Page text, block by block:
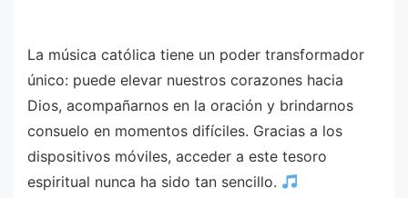
La música católica tiene un poder transformador
único: puede elevar nuestros corazones hacia
Dios, acompañarnos en la oración y brindarnos
consuelo en momentos difíciles. Gracias a los
dispositivos móviles, acceder a este tesoro
espiritual nunca ha sido tan sencillo.